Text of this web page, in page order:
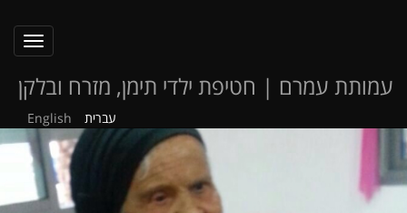
עמותת עמרם | חטיפת ילדי תימן, מזרח ובלקן
עברית English